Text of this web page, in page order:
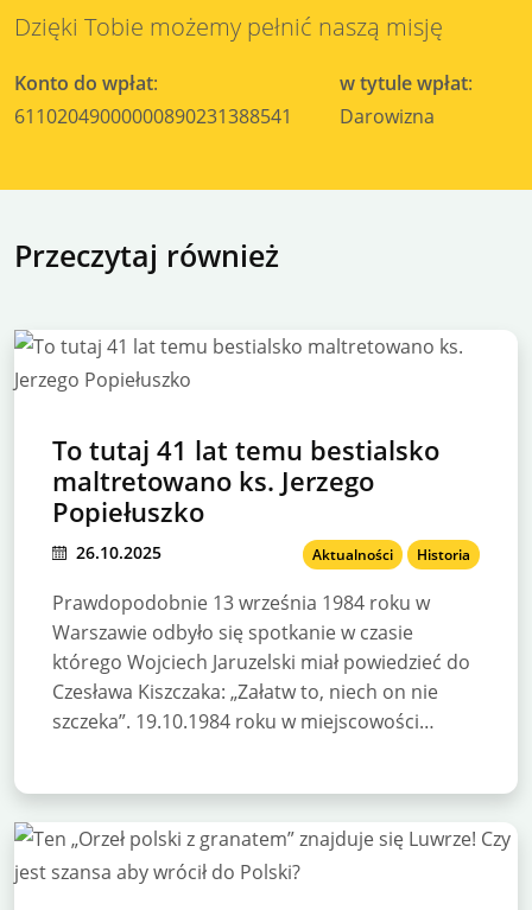
Dzięki Tobie możemy pełnić naszą misję
Konto do wpłat:
61102049000000890231388541
w tytule wpłat:
Darowizna
Przeczytaj również
To tutaj 41 lat temu bestialsko
maltretowano ks. Jerzego
Popiełuszko
26.10.2025 Aktualności Historia
Prawdopodobnie 13 września 1984 roku w
Warszawie odbyło się spotkanie w czasie
którego Wojciech Jaruzelski miał powiedzieć do
Czesława Kiszczaka: „Załatw to, niech on nie
szczeka”. 19.10.1984 roku w miejscowości…